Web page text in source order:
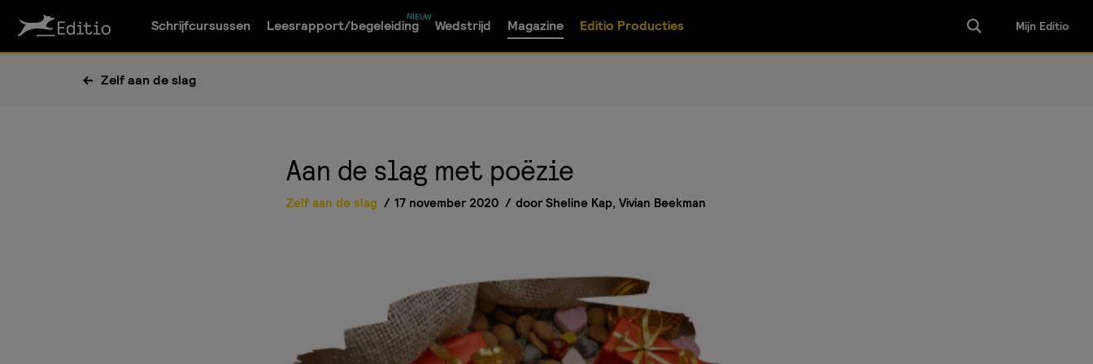
Schrijfcursussen Leesrapport/begeleiding Wedstrijd Magazine Editio Producties Mijn Editio
Zelf aan de slag
Aan de slag met poëzie
Zelf aan de slag 17 november 2020 doorSheline Kap, Vivian Beekman